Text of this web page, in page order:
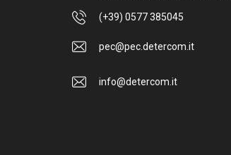
(+39) 0577 385045
pec@pec.detercom.it
info@detercom.it